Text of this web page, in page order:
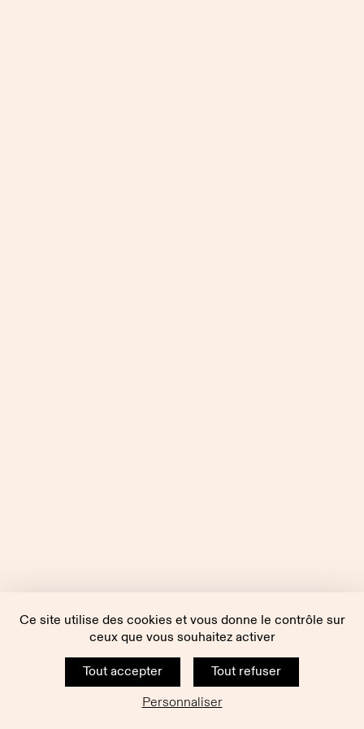
Ce site utilise des cookies et vous donne le contrôle sur
ceux que vous souhaitez activer
Tout accepter
Tout refuser
Personnaliser